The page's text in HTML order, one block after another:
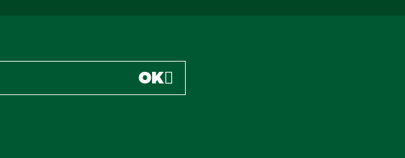
OK